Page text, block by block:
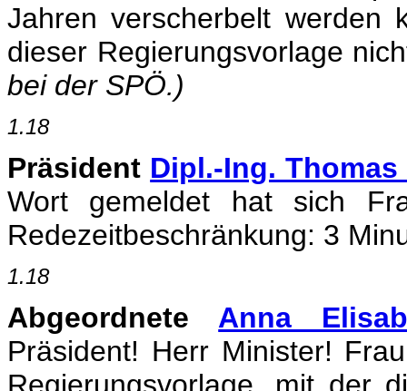
Jahren verscherbelt werden
dieser Regierungsvorlage
bei der SPÖ.)
1.18
Präsident Dipl.-Ing.
Wort gemeldet hat sich
Redezeitbeschränkung: 3
1.18
Abgeordnete Anna
Präsident! Herr Minister!